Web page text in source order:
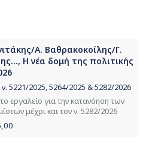
Α. Βαθρακοκοίλης/Γ.
Η νέα δομή της πολιτικής
ν. 5221/2025, 5264/2025 & 5282/2026
εργαλείο για την κατανόηση των
μέχρι και τον ν. 5282/2026